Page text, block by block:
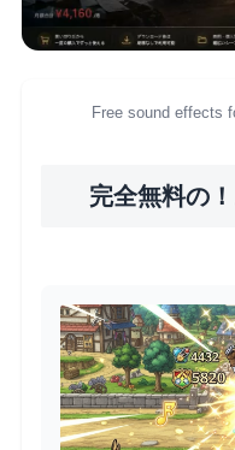
Free sound effects
完全無料の